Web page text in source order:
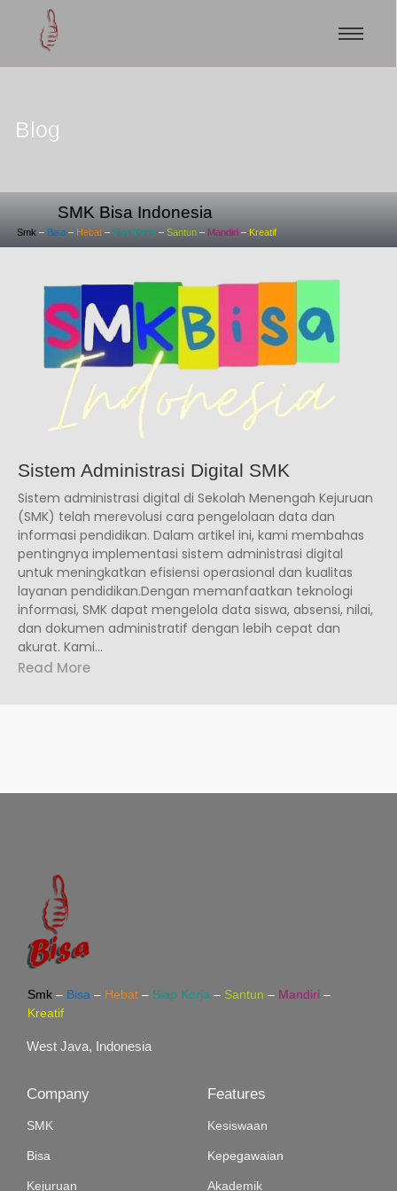
Blog
SMK Bisa Indonesia
Smk – Bisa – Hebat – Siap Kerja – Santun – Mandiri – Kreatif
Sistem Administrasi Digital SMK
Sistem administrasi digital di Sekolah Menengah Kejuruan
(SMK) telah merevolusi cara pengelolaan data dan
informasi pendidikan. Dalam artikel ini, kami membahas
pentingnya implementasi sistem administrasi digital
untuk meningkatkan efisiensi operasional dan kualitas
layanan pendidikan.Dengan memanfaatkan teknologi
informasi, SMK dapat mengelola data siswa, absensi, nilai,
dan dokumen administratif dengan lebih cepat dan
akurat. Kami...
Read More
Smk – Bisa – Hebat – Siap Kerja – Santun – Mandiri –
Kreatif
West Java, Indonesia
Company
SMK
Bisa
Kejuruan
Features
Kesiswaan
Kepegawaian
Akademik